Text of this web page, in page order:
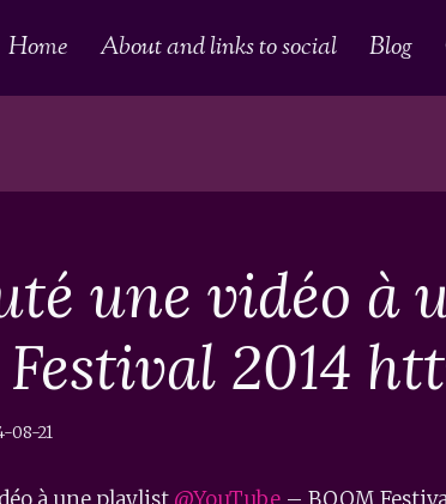
Home About and links to social Blog
une vidéo à
2014
08-21
à une playlist @YouTube – BOOM